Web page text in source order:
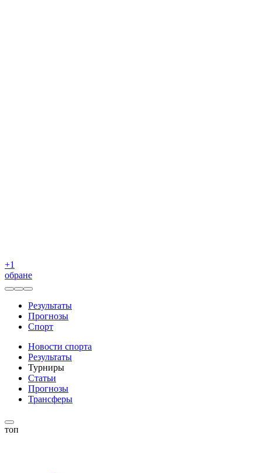
+1
обране
Результаты
Прогнозы
Спорт
Новости спорта
Результаты
Турниры
Статьи
Прогнозы
Трансферы
топ